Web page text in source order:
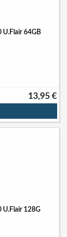
U.Flair 64GB
13,95 €
U.Flair 128G